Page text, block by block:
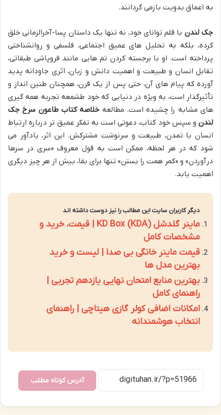
به اعماق بدویت بازمی گردانند.
جک لندن با قلم توانای خود، نه تنها یک داستان پسا-آخرالزمانی خلق
کرده، بلکه به تحلیل های عمیق اجتماعی، فلسفی و روانشناختی
پرداخته است. او با برجسته کردن تم هایی مانند فروپاشی طبقاتی،
تقابل انسان و طبیعت و اهمیت دانش و زبان، اثری جاودانه پدید
آورده که پیام های آن، حتی پس از یک قرن، همچنان طنین انداز و
تأثیرگذار است، به ویژه در دنیایی که خود طشمعه تجربه همه گیری
های مشابه را چشیده است. مطالعه خلاصه کتاب طاعون سرخ جک
لندن و سپس خود کتاب، دعوتی است به تفکر عمیق تر درباره ارتباط
انسان با تمدن، طبیعت و سرنوشت مشترکش. این اثر، یادآور می
شود که در هر لحظه، ممکن است به قول معروف «سری در سرها
درآوردن» و «کمر همت را بستن» تنها برای بقا، بیش از هر چیز دیگری
اهمیت یابد.
دیگر کاربران سایت این مطالب را نیز دوست داشته اند
ماینر گلدشل KD Box (KDA) | قیمت، خرید و
مشخصات کامل
قیمت ماینر خانگی بی صدا | لیست و خرید
بهترین مدل ها
بهترین منابع امتحان نهایی یازدهم تجربی |
راهنمای کامل
امکانات اضافی کولر گازی هیتاچی | راهنمای
انتخاب هوشمندانه
آدرس کوتاه مطلب